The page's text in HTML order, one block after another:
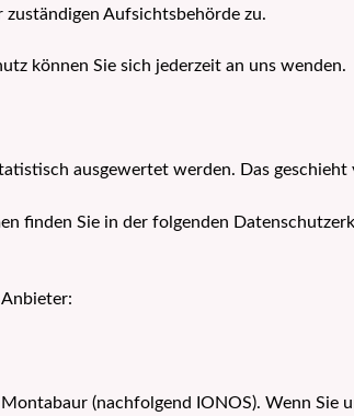
Aufsichtsbehörde zu.
können Sie sich jederzeit an uns wenden.
ausgewertet werden. Das
finden Sie in der folgenden
(nachfolgend IONOS). Wenn Sie